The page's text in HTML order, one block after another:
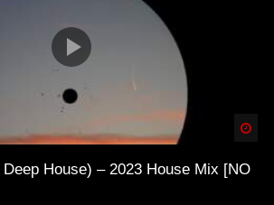
House) – 2023 House Mix [NO